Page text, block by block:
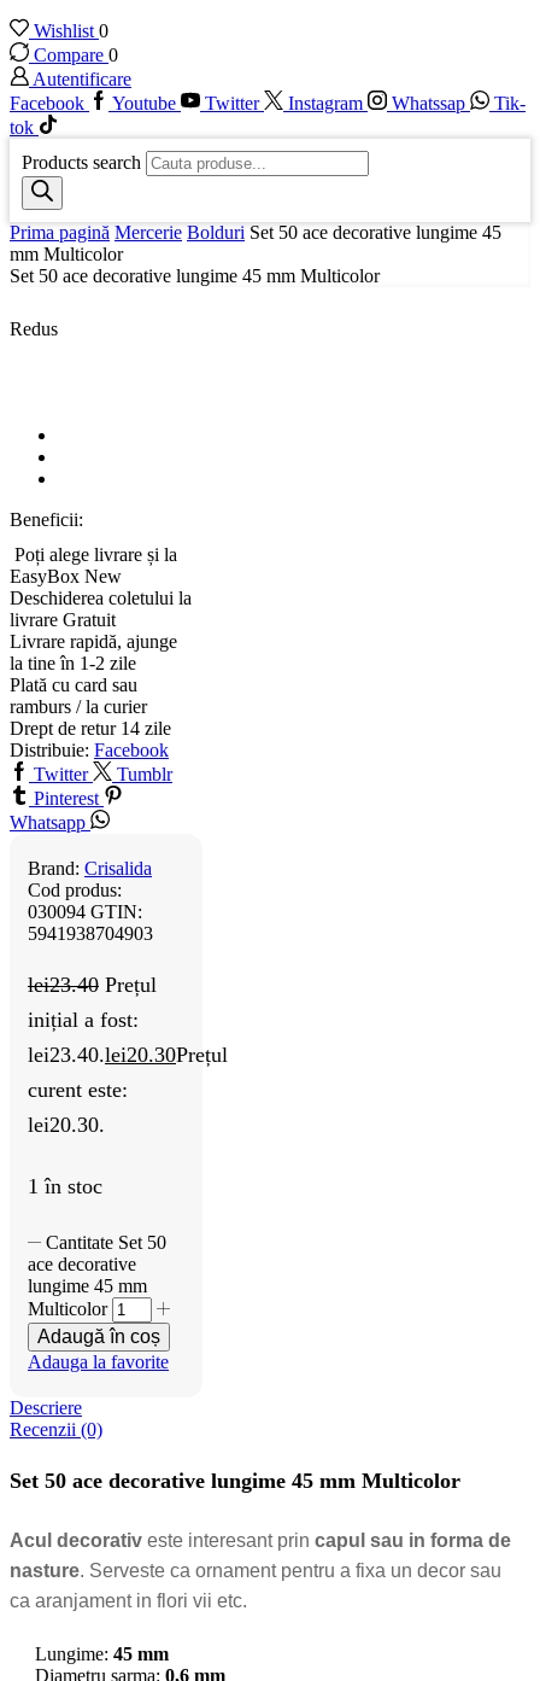
Wishlist 0
Compare 0
Autentificare
Facebook
Youtube Twitter Instagram Whatssap
Tik-
tok
Products search
Prima pagină Mercerie Bolduri Set 50 ace decorative lungime 45
mm Multicolor
Set 50 ace decorative lungime 45 mm Multicolor
Redus
Beneficii:
Poți alege livrare și la
EasyBox New
Deschiderea coletului la
livrare Gratuit
Livrare rapidă, ajunge
la tine în 1-2 zile
Plată cu card sau
ramburs / la curier
Drept de retur 14 zile
Distribuie: Facebook
Twitter
Tumblr
Pinterest
Whatsapp
Brand: Crisalida
Cod produs:
030094 GTIN:
5941938704903
lei23.40 Prețul
inițial a fost:
lei23.40.lei20.30Prețul
curent este:
lei20.30.
1 în stoc
Cantitate Set 50
ace decorative
lungime 45 mm
Multicolor
Adaugă în coș
Adauga la favorite
Descriere
Recenzii (0)
Set 50 ace decorative lungime 45 mm Multicolor
Acul decorativ este interesant prin capul sau in forma de
nasture. Serveste ca ornament pentru a fixa un decor sau
ca aranjament in flori vii etc.
Lungime: 45 mm
Diametru sarma: 0,6 mm